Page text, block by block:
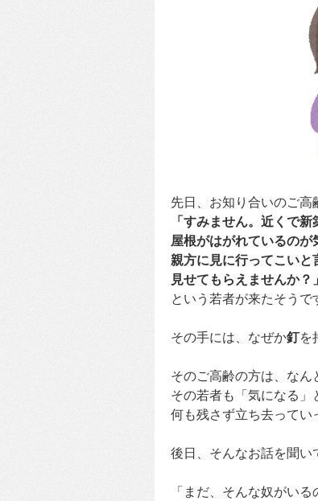
先日、お知り合いのご高
「すみません。近くで
屋根がはがれているのが
親方に見に行ってこいと
見せてもらえませんか？」
という若者が来たそうで
その手には、なぜか釘を
そのご高齢の方は、なん
その若者も「気になる
何も残さず立ち去ってい
後日、そんなお話を聞い
「まだ、そんな奴がいる